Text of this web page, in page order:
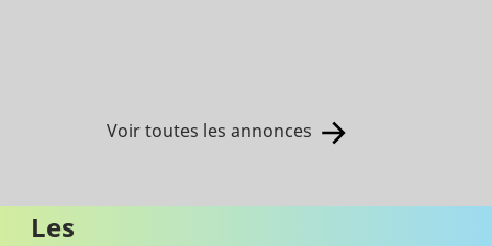
Voir toutes les annonces
Les